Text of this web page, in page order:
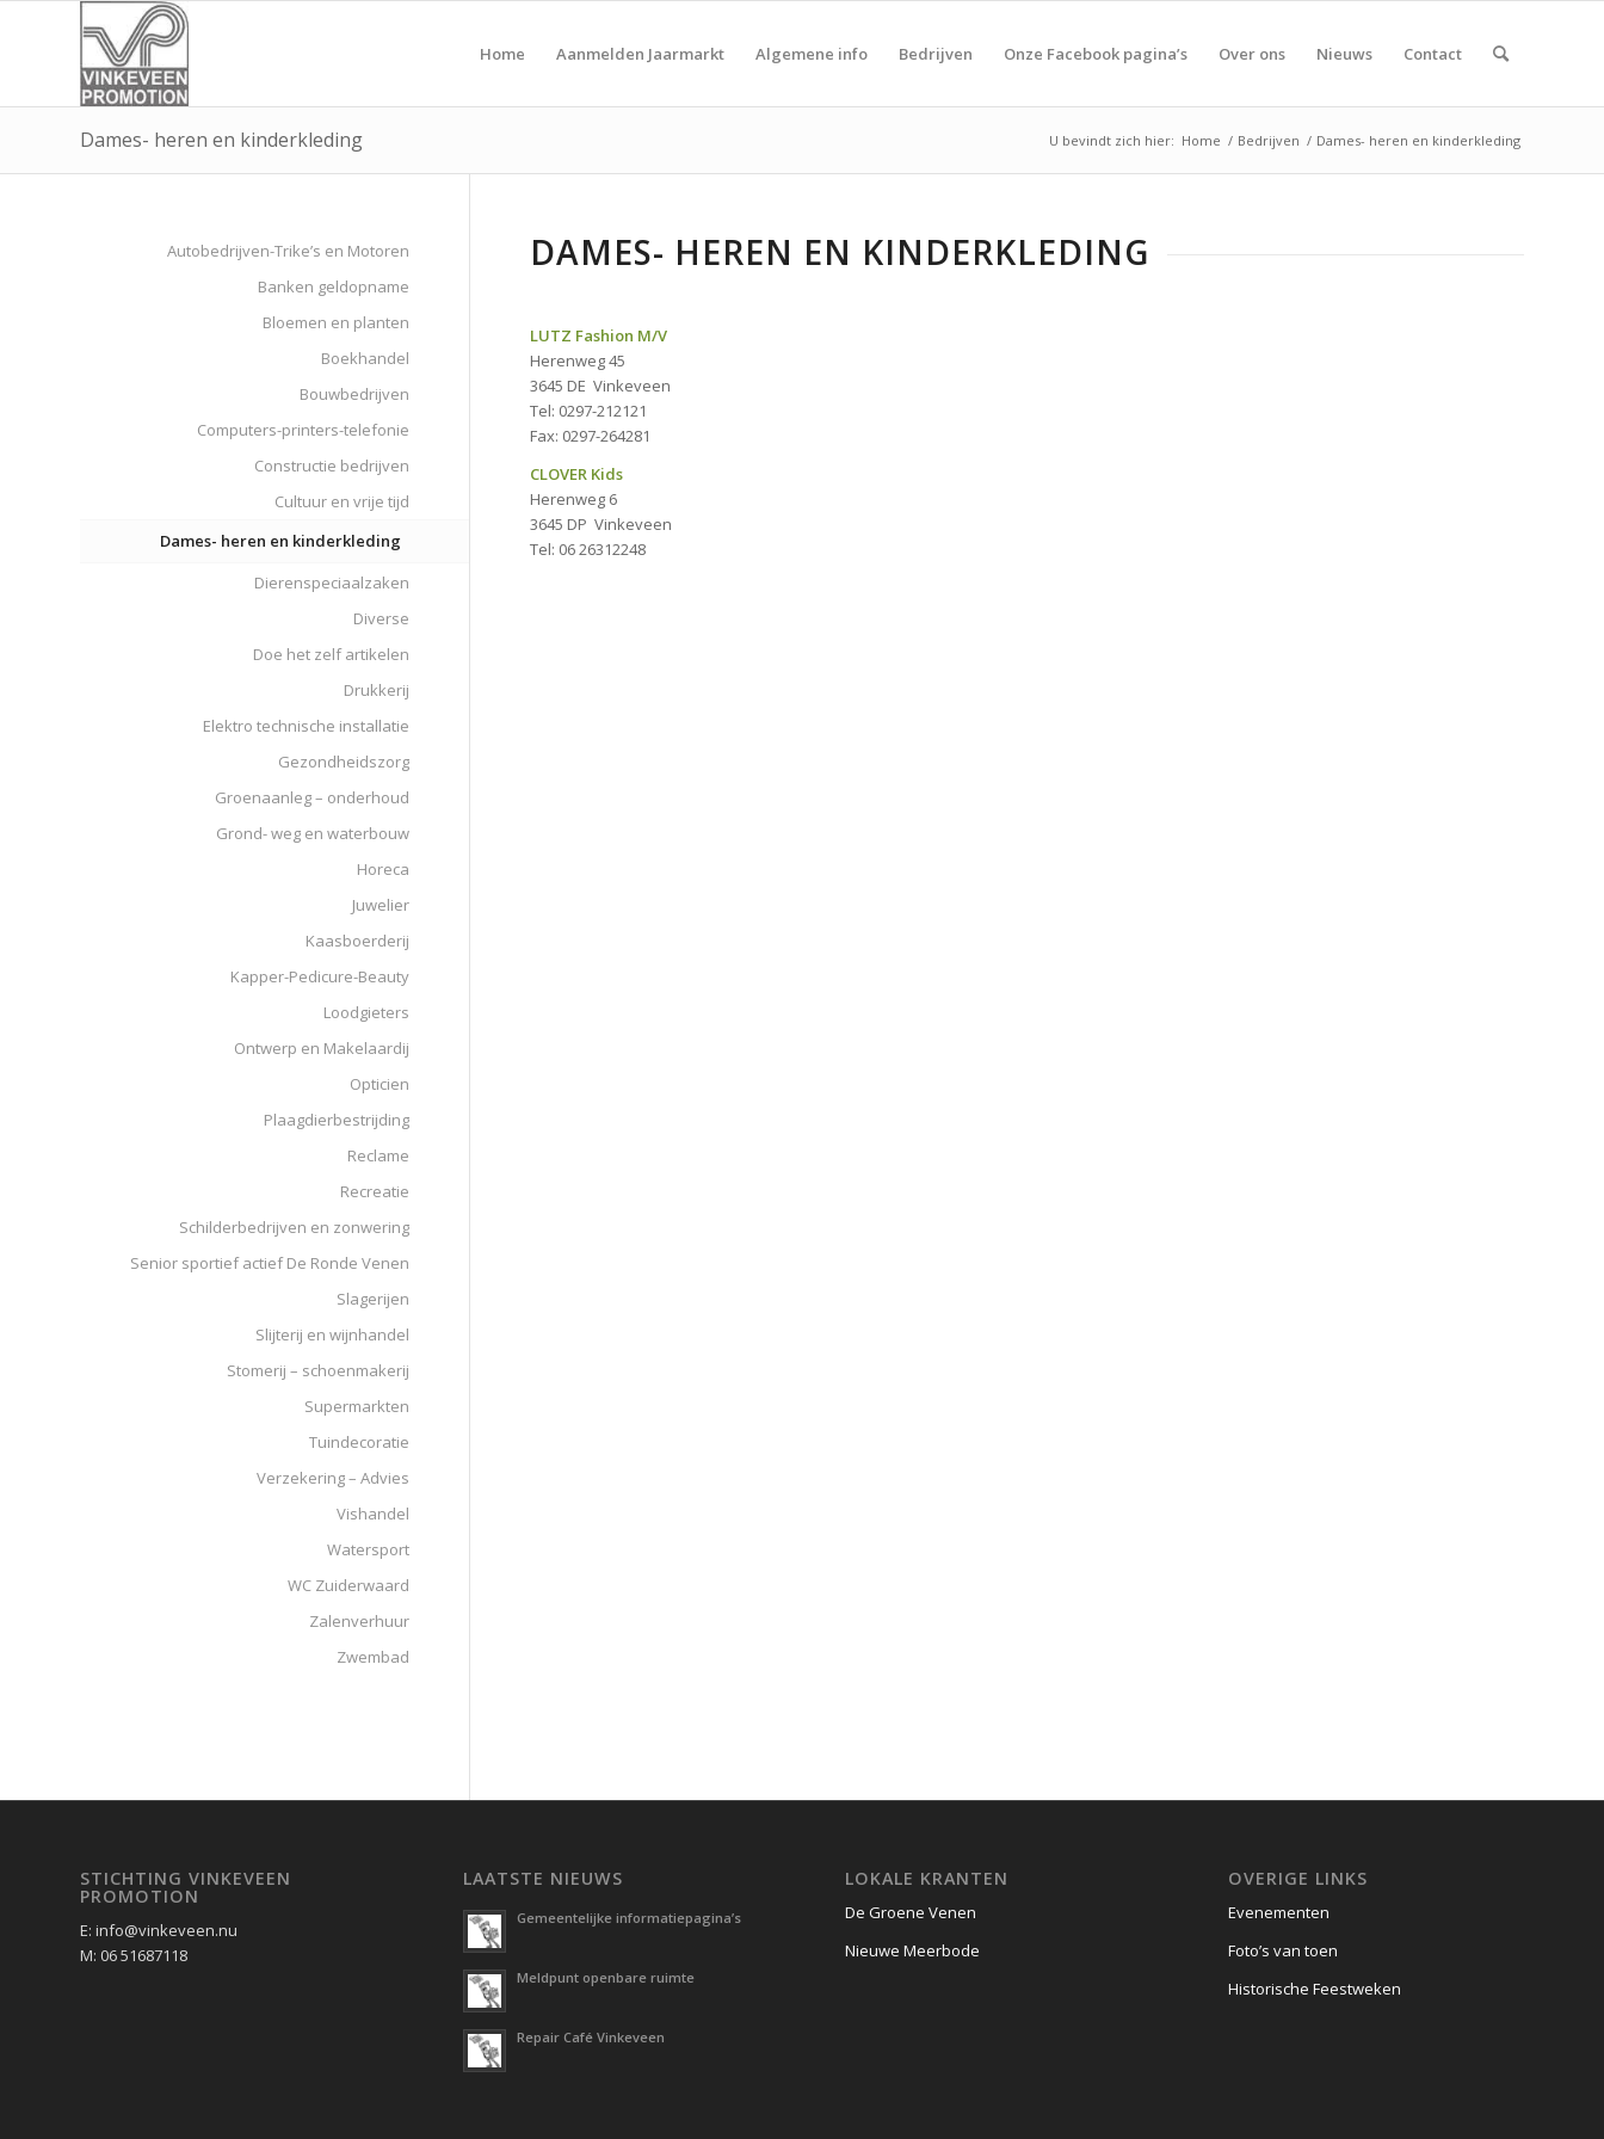
Home Aanmelden Jaarmarkt Algemene info Bedrijven Onze Facebook pagina’s Over ons Nieuws Contact
Dames- heren en kinderkleding U bevindt zich hier: Home / Bedrijven / Dames- heren en kinderkleding
DAMES- HEREN EN KINDERKLEDING
LUTZ Fashion M/V
Herenweg 45
3645 DE Vinkeveen
Tel: 0297-212121
Fax: 0297-264281
CLOVER Kids
Herenweg 6
3645 DP Vinkeveen
Tel: 06 26312248
Autobedrijven-Trike’s en Motoren
Banken geldopname
Bloemen en planten
Boekhandel
Bouwbedrijven
Computers-printers-telefonie
Constructie bedrijven
Cultuur en vrije tijd
Dames- heren en kinderkleding
Dierenspeciaalzaken
Diverse
Doe het zelf artikelen
Drukkerij
Elektro technische installatie
Gezondheidszorg
Groenaanleg – onderhoud
Grond- weg en waterbouw
Horeca
Juwelier
Kaasboerderij
Kapper-Pedicure-Beauty
Loodgieters
Ontwerp en Makelaardij
Opticien
Plaagdierbestrijding
Reclame
Recreatie
Schilderbedrijven en zonwering
Senior sportief actief De Ronde Venen
Slagerijen
Slijterij en wijnhandel
Stomerij – schoenmakerij
Supermarkten
Tuindecoratie
Verzekering – Advies
Vishandel
Watersport
WC Zuiderwaard
Zalenverhuur
Zwembad
STICHTING VINKEVEEN
PROMOTION
E: info@vinkeveen.nu
M: 06 51687118
LAATSTE NIEUWS
Gemeentelijke informatiepagina’s
Meldpunt openbare ruimte
Repair Café Vinkeveen
LOKALE KRANTEN
De Groene Venen
Nieuwe Meerbode
OVERIGE LINKS
Evenementen
Foto’s van toen
Historische Feestweken